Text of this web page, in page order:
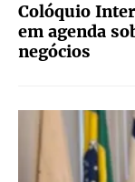
Colóquio
em agenda
negócios